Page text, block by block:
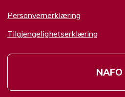
Personvernerklæring
Tilgjengelighetserklæring
NAFO